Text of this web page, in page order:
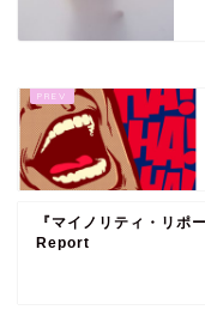
『マイノリティ・リ
Report